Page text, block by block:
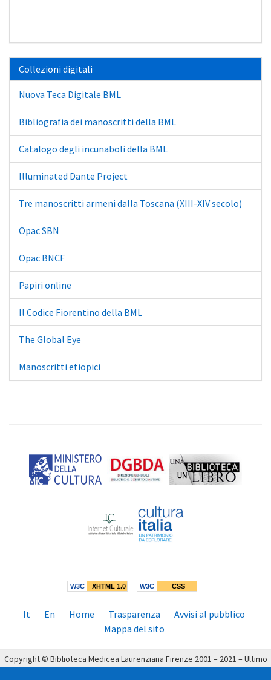
Collezioni digitali
Nuova Teca Digitale BML
Bibliografia dei manoscritti della BML
Catalogo degli incunaboli della BML
Illuminated Dante Project
Tre manoscritti armeni dalla Toscana (XIII-XIV secolo)
Opac SBN
Opac BNCF
Papiri online
Il Codice Fiorentino della BML
The Global Eye
Manoscritti etiopici
W3C XHTML 1.0 W3C CSS
Menù
It En Home Trasparenza
Avvisi al pubblico
Mappa del sito
Copyright © Biblioteca Medicea Laurenziana Firenze 2001 – 2021 – Ultimo